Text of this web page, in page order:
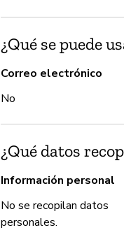
¿Qué se puede
Correo electrónico
No
¿Qué datos
Información personal
No se recopilan datos
personales.